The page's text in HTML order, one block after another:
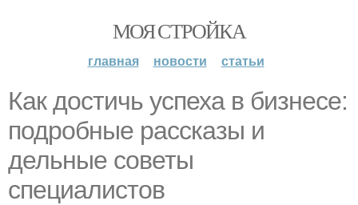
МОЯ СТРОЙКА
главная новости статьи
Как достичь успеха в бизнесе:
подробные рассказы и
дельные советы
специалистов